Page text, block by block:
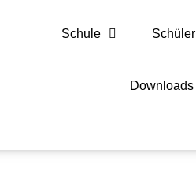
Schule Schüler
Downloads